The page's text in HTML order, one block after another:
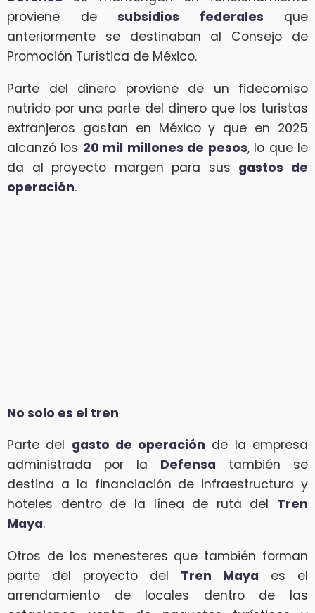
proviene de subsidios federales que
anteriormente se destinaban al Consejo de
Promoción Turística de México.
Parte del dinero proviene de un fidecomiso
nutrido por una parte del dinero que los turistas
extranjeros gastan en México y que en 2025
alcanzó los 20 mil millones de pesos, lo que le
da al proyecto margen para sus gastos de
operación.
No solo es el tren
Parte del gasto de operación de la empresa
administrada por la Defensa también se
destina a la financiación de infraestructura y
hoteles dentro de la línea de ruta del Tren
Maya.
Otros de los menesteres que también forman
parte del proyecto del Tren Maya es el
arrendamiento de locales dentro de las